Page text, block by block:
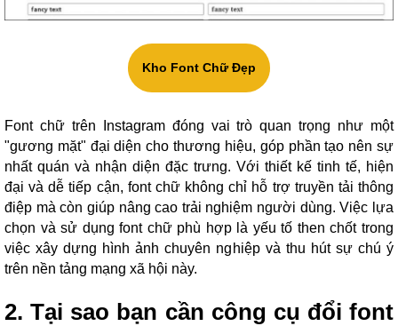
Kho Font Chữ Đẹp
Font chữ trên Instagram đóng vai trò quan trọng như một
"gương mặt" đại diện cho thương hiệu, góp phần tạo nên sự
nhất quán và nhận diện đặc trưng. Với thiết kế tinh tế, hiện
đại và dễ tiếp cận, font chữ không chỉ hỗ trợ truyền tải thông
điệp mà còn giúp nâng cao trải nghiệm người dùng. Việc lựa
chọn và sử dụng font chữ phù hợp là yếu tố then chốt trong
việc xây dựng hình ảnh chuyên nghiệp và thu hút sự chú ý
trên nền tảng mạng xã hội này.
2. Tại sao bạn cần công cụ đổi font